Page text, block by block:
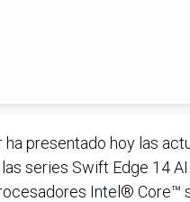
ha presentado hoy las
series Swift Edge 14
Intel® Core™